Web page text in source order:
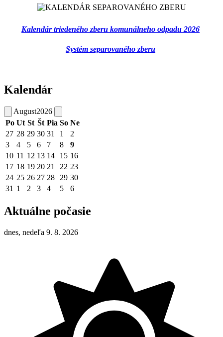
Kalendár triedeného zberu komunálneho odpadu 2026
Systém separovaného zberu
Kalendár
August2026
Po Ut St Št Pia So Ne
27 28 29 30 31 1
2
3
4 5 6 7 8
9
10 11 12 13 14 15 16
17 18 19 20 21 22 23
24 25 26 27 28 29 30
31 1 2 3 4 5 6
Aktuálne počasie
dnes, nedeľa 9. 8. 2026